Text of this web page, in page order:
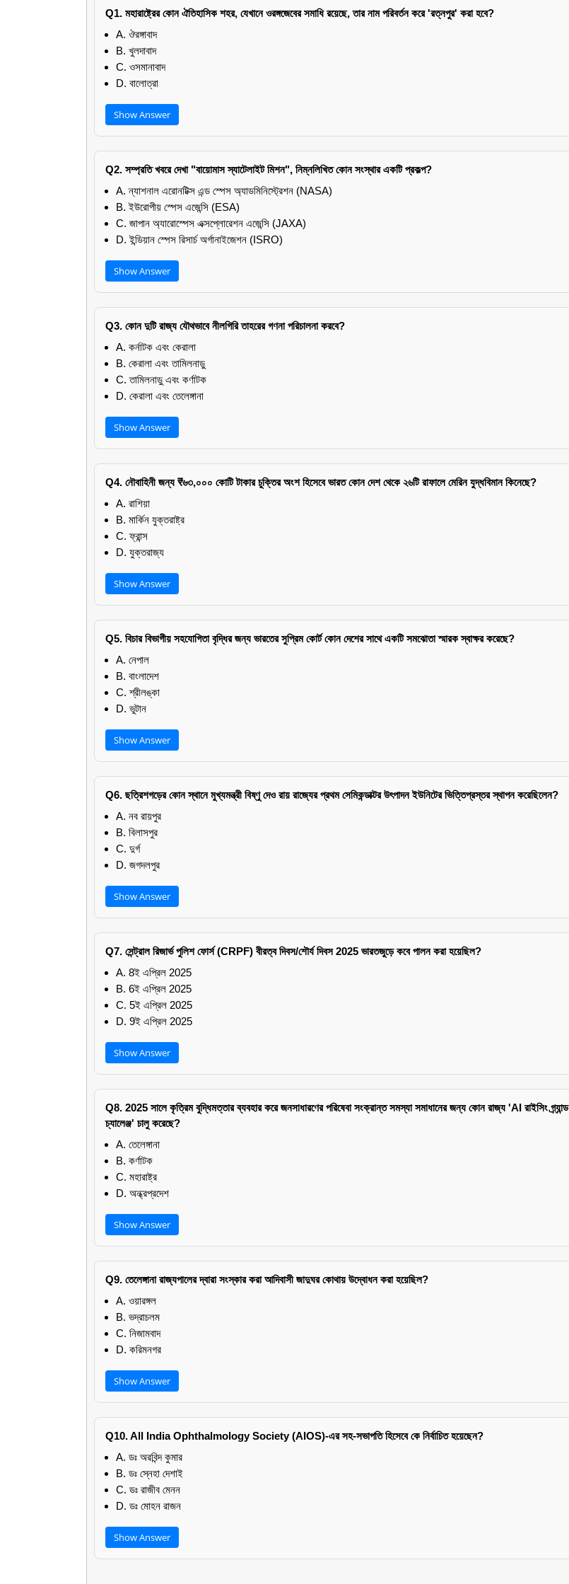
Q1. মহারাষ্ট্রের কোন ঐতিহাসিক শহর, যেখানে ওরঙ্গজেবের সমাধি রয়েছে, তার নাম পরিবর্তন করে 'রত্নপুর' করা হবে?
A. ঔরঙ্গাবাদ
B. খুলদাবাদ
C. ওসমানাবাদ
D. বালোত্রা
Show Answer
Q2. সম্প্রতি খবরে দেখা "বায়োমাস স্যাটেলাইট মিশন", নিম্নলিখিত কোন সংস্থার একটি প্রকল্প?
A. ন্যাশনাল এরোনটিক্স এন্ড স্পেস অ্যাডমিনিস্ট্রেশন (NASA)
B. ইউরোপীয় স্পেস এজেন্সি (ESA)
C. জাপান অ্যারোস্পেস এক্সপ্লোরেশন এজেন্সি (JAXA)
D. ইন্ডিয়ান স্পেস রিসার্চ অর্গানাইজেশন (ISRO)
Show Answer
Q3. কোন দুটি রাজ্য যৌথভাবে নীলগিরি তাহরের গণনা পরিচালনা করবে?
A. কর্নাটক এবং কেরালা
B. কেরালা এবং তামিলনাড়ু
C. তামিলনাড়ু এবং কর্ণাটক
D. কেরালা এবং তেলেঙ্গানা
Show Answer
Q4. নৌবাহিনী জন্য ₹৬৩,০০০ কোটি টাকার চুক্তির অংশ হিসেবে ভারত কোন দেশ থেকে ২৬টি রাফালে মেরিন যুদ্ধবিমান কিনেছে?
A. রাশিয়া
B. মার্কিন যুক্তরাষ্ট্র
C. ফ্রান্স
D. যুক্তরাজ্য
Show Answer
Q5. বিচার বিভাগীয় সহযোগিতা বৃদ্ধির জন্য ভারতের সুপ্রিম কোর্ট কোন দেশের সাথে একটি সমঝোতা স্মারক স্বাক্ষর করেছে?
A. নেপাল
B. বাংলাদেশ
C. শ্রীলঙ্কা
D. ভুটান
Show Answer
Q6. ছত্রিশগড়ের কোন স্থানে মুখ্যমন্ত্রী বিষ্ণু দেও রায় রাজ্যের প্রথম সেমিকন্ডাক্টর উৎপাদন ইউনিটের ভিত্তিপ্রস্তর স্থাপন করেছিলেন?
A. নব রায়পুর
B. বিলাসপুর
C. দুর্গ
D. জগদলপুর
Show Answer
Q7. সেন্ট্রাল রিজার্ভ পুলিশ ফোর্স (CRPF) বীরত্ব দিবস/শৌর্য দিবস 2025 ভারতজুড়ে কবে পালন করা হয়েছিল?
A. 8ই এপ্রিল 2025
B. 6ই এপ্রিল 2025
C. 5ই এপ্রিল 2025
D. 9ই এপ্রিল 2025
Show Answer
Q8. 2025 সালে কৃত্রিম বুদ্ধিমত্তার ব্যবহার করে জনসাধারণের পরিষেবা সংক্রান্ত সমস্যা সমাধানের জন্য কোন রাজ্য 'AI রাইসিং গ্র্যান্ড
চ্যালেঞ্জ' চালু করেছে?
A. তেলেঙ্গানা
B. কর্ণাটক
C. মহারাষ্ট্র
D. অন্ধ্রপ্রদেশ
Show Answer
Q9. তেলেঙ্গানা রাজ্যপালের দ্বারা সংস্কার করা আদিবাসী জাদুঘর কোথায় উদ্বোধন করা হয়েছিল?
A. ওয়ারঙ্গল
B. ভদ্রাচলম
C. নিজামবাদ
D. করিমনগর
Show Answer
Q10. All India Ophthalmology Society (AIOS)-এর সহ-সভাপতি হিসেবে কে নির্বাচিত হয়েছেন?
A. ডঃ অরবিন্দ কুমার
B. ডঃ স্নেহা দেশাই
C. ডঃ রাজীব মেনন
D. ডঃ মোহন রাজন
Show Answer